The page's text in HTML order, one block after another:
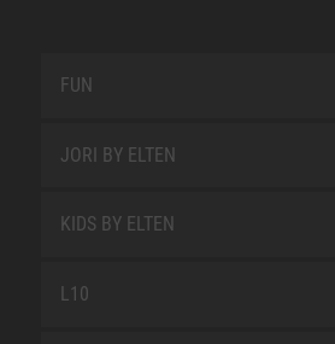
FUN
JORI BY ELTEN
KIDS BY ELTEN
L10